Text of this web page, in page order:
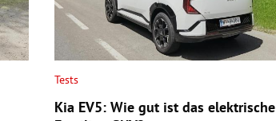
Tests
Kia EV5: Wie gut ist das elektrische